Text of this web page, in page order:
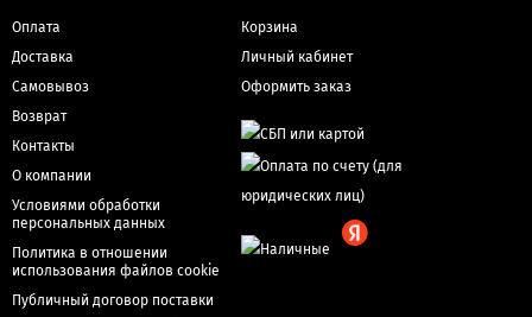
Оплата
Доставка
Самовывоз
Возврат
Контакты
О компании
Условиями обработки
персональных данных
Политика в отношении
использования файлов cookie
Публичный договор поставки
Корзина
Личный кабинет
Оформить заказ